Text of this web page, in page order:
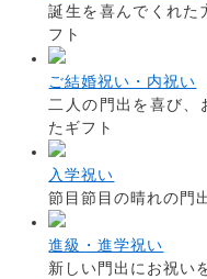
誕生を喜んでくれた
フト
ご結婚祝い・内祝い
二人の門出を喜び、
たギフト
入学祝い
節目節目の晴れの門
進級・進学祝い
新しい門出にお祝い